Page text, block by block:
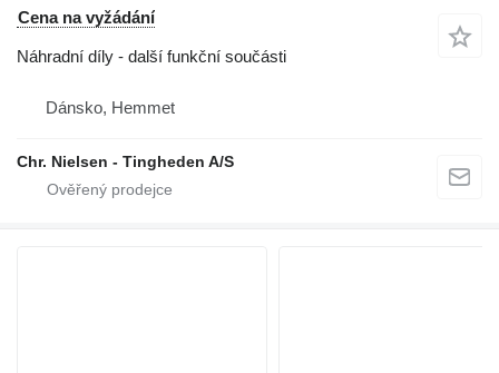
Cena na vyžádání
Náhradní díly - další funkční součásti
Dánsko, Hemmet
Chr. Nielsen - Tingheden A/S